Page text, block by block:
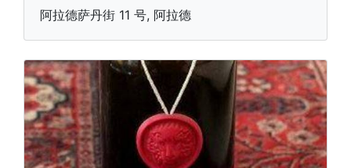
阿拉德萨丹街 11 号, 阿拉德